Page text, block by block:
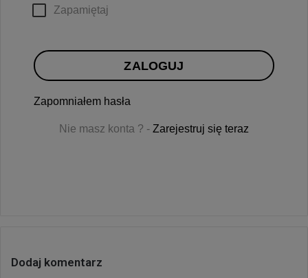
Zapamiętaj
ZALOGUJ
Zapomniałem hasła
Nie masz konta ? - Zarejestruj się teraz
Dodaj komentarz